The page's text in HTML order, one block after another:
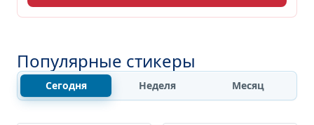
Популярные стикеры
Сегодня Неделя Месяц